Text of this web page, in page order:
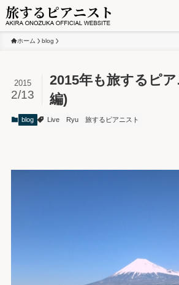
ホーム blog
2015年も旅するピ
編)
2015
2/13
blog Live Ryu 旅するピアニスト